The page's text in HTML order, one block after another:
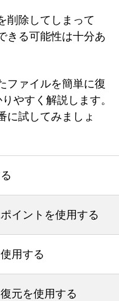
削除してしまって
きる可能性は十分あ
ファイルを簡単に復
やすく解説します。
に試してみましょ
イントを使用する
用する
元を使用する